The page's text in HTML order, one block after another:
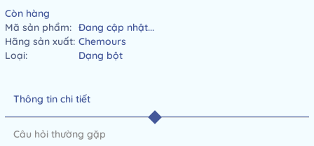
Còn hàng
Mã sản phẩm: Đang cập nhật...
Hãng sản xuất: Chemours
Loại:
Dạng bột
Thông tin chi tiết
Câu hỏi thường gặp